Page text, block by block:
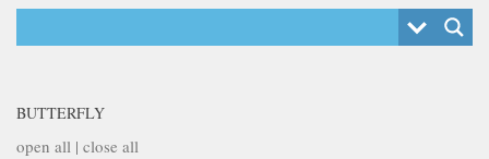
BUTTERFLY
open all | close all